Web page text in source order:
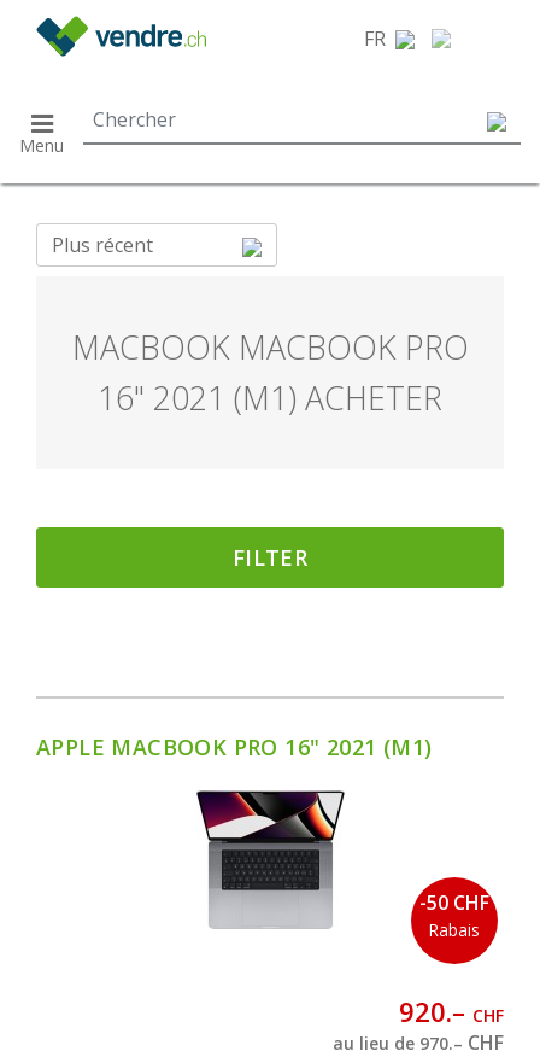
FR
Menu
Plus récent
MACBOOK MACBOOK PRO
16" 2021 (M1) ACHETER
FILTER
-50 CHF
Rabais
APPLE MACBOOK PRO 16" 2021 (M1)
920.– CHF
au lieu de 970.– CHF